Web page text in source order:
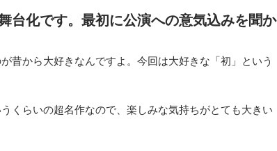
台化です。最初に公演への意気込みを聞か
昔から大好きなんですよ。今回は大好きな「初」という
らいの超名作なので、楽しみな気持ちがとても大きい